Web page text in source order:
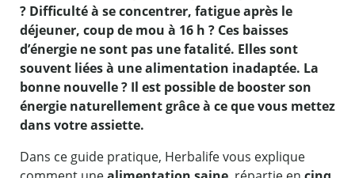
? Difficulté à se concentrer, fatigue après le
déjeuner, coup de mou à 16 h ? Ces baisses
d’énergie ne sont pas une fatalité. Elles sont
souvent liées à une alimentation inadaptée. La
bonne nouvelle ? Il est possible de booster son
énergie naturellement grâce à ce que vous mettez
dans votre assiette.
Dans ce guide pratique, Herbalife vous explique